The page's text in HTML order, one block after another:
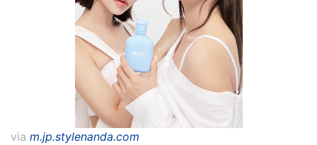
via m.jp.stylenanda.com